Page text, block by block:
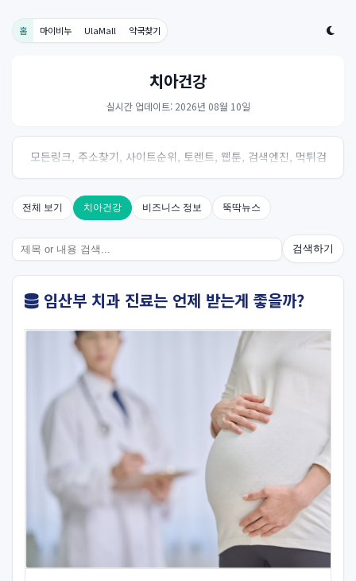
홈 마이비누 UlaMall 약국찾기
치아건강
실시간 업데이트: 2026년 08월 10일
모든링크, 주소찾기, 사이트순위, 토렌트, 웹툰, 검색엔진, 먹튀검
증, 스포츠, 드라마, 커뮤니티 링크사이트! 여기여
전체 보기 치아건강 비즈니스 정보 뚝딱뉴스
검색하기
임산부 치과 진료는 언제 받는게 좋을까?